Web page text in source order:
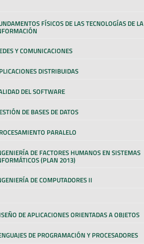
FÍSICOS DE LAS TECNOLOGÍAS DE LA
Y COMUNICACIONES
DISTRIBUIDAS
DEL SOFTWARE
DE BASES DE DATOS
PARALELO
DE FACTORES HUMANOS EN SISTEMAS
(PLAN 2013)
DE COMPUTADORES II
DE APLICACIONES ORIENTADAS A OBJETOS
DE PROGRAMACIÓN Y PROCESADORES